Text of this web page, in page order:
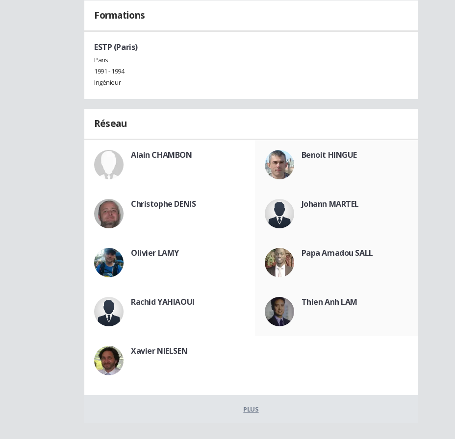
Formations
ESTP (Paris)
Paris
1991 - 1994
Ingénieur
Réseau
Alain CHAMBON Benoit HINGUE
Christophe DENIS Johann MARTEL
Olivier LAMY Papa Amadou SALL
Rachid YAHIAOUI Thien Anh LAM
Xavier NIELSEN
PLUS